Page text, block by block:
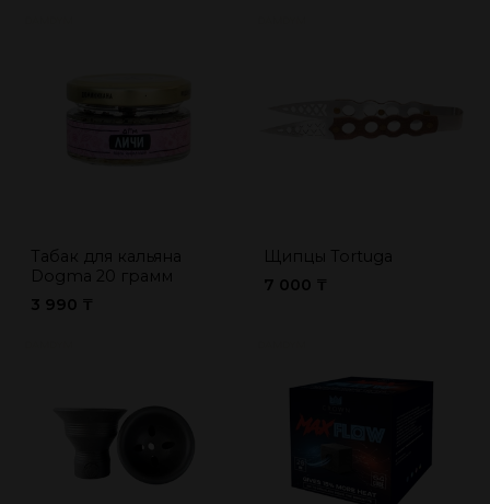
Табак для кальяна
Dogma 20 грамм
3 990 ₸
Щипцы Tortuga
7 000 ₸